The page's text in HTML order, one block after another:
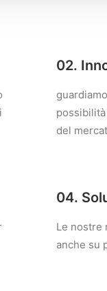
02.
del
04.
Le nostre
anche su